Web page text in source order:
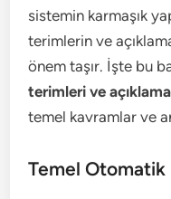
sistemin karmaşık
terimlerin ve
önem taşır. İşte bu
terimleri ve
temel kavramlar ve
Temel Otomatik